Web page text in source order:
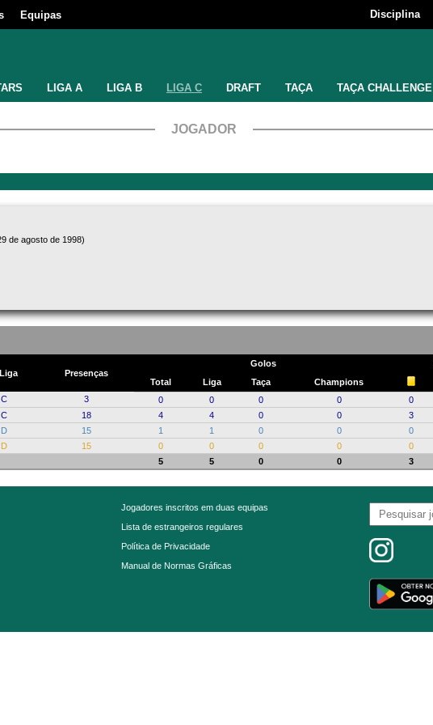
Equipas Disciplina
LIGA A LIGA B LIGA C DRAFT TAÇA TAÇA CHALLENGE
JOGADOR
de agosto de 1998)
Liga Presenças
Golos
Total
Liga Taça
Champions
3 0 0 0 0 0
18 4 4 0 0 3
15 1 1 0 0 0
15 0 0 0 0 0
5 5 0 0 3
Jogadores inscritos em duas equipas
Lista de estrangeiros regulares
Política de Privacidade
Manual de Normas Gráficas